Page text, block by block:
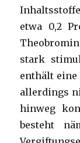
etwa 0,2
stark
enthält
allerdings
hinweg
besteht